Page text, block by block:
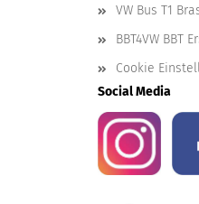
VW Bus T1
BBT4VW BBT
Cookie
Social Media